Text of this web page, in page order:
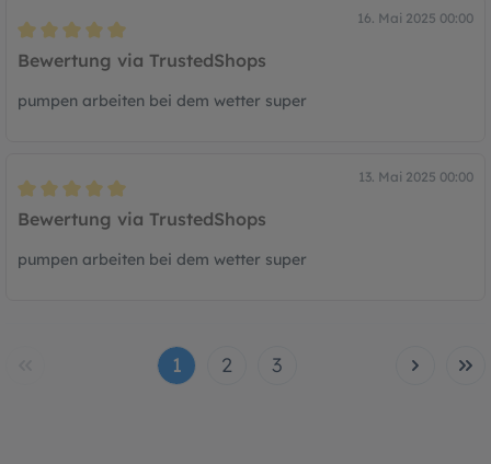
16. Mai 2025 00:00
Bewertung mit 5 von 5 Sternen
Bewertung via TrustedShops
pumpen arbeiten bei dem wetter super
13. Mai 2025 00:00
Bewertung mit 5 von 5 Sternen
Bewertung via TrustedShops
pumpen arbeiten bei dem wetter super
1 2 3